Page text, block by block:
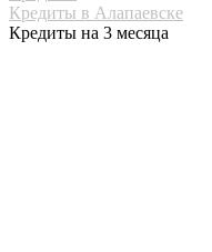
Кредиты в Алапаевске
Кредиты на 3 месяца